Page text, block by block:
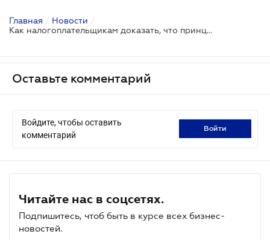
Главная / Новости /
Как налогоплательщикам доказать, что принцип "вытянутой руки" соблюден в деятельности
Оставьте комментарий
Войдите, чтобы оставить
комментарий
войти
Читайте нас в соцсетях.
Подпишитесь, чтоб быть в курсе всех бизнес-
новостей.